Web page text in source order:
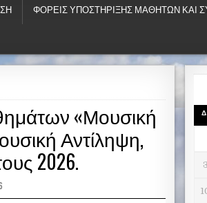
ΦΟΡΕΙΣ ΥΠΟΣΤΗΡΙΞΗΣ ΜΑΘΗΤΩΝ ΚΑΙ
«Μουσική
Αντίληψη,
2026.
Δ
3